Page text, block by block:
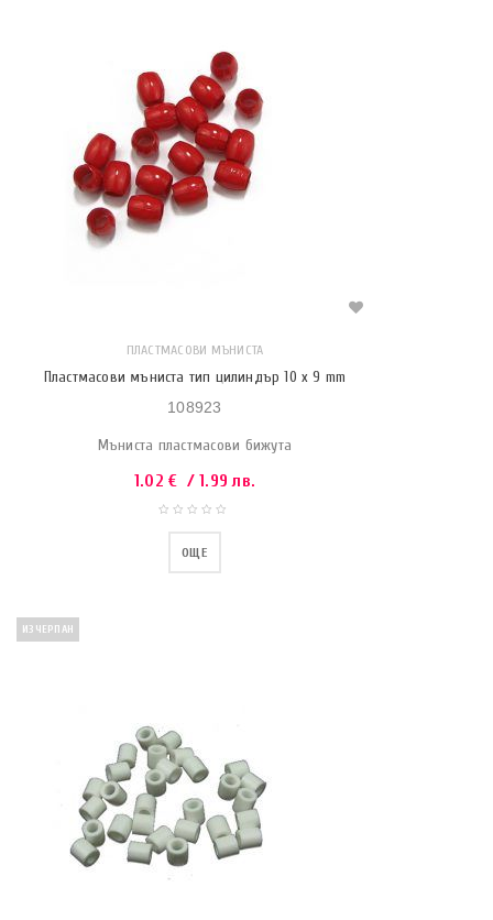
ПЛАСТМАСОВИ МЪНИСТА
Пластмасови мъниста тип цилиндър 10 x 9 mm
108923
Мъниста пластмасови бижута
1.02€ / 1.99 лв.
ОЩЕ
ИЗЧЕРПАН